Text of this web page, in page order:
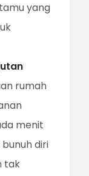
yang
rumah
menit
diri
tak